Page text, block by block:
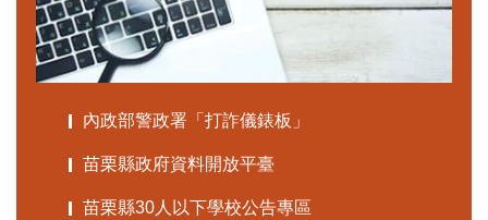
內政部警政署「打詐儀錶板」
苗栗縣政府資料開放平臺
苗栗縣30人以下學校公告專區